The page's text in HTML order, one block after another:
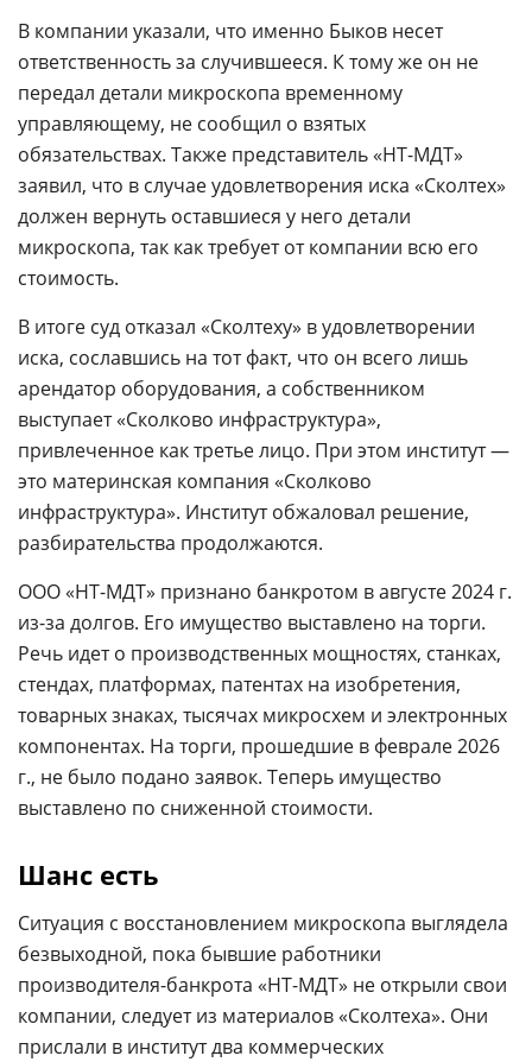
В компании указали, что именно Быков несет
ответственность за случившееся. К тому же он не
передал детали микроскопа временному
управляющему, не сообщил о взятых
обязательствах. Также представитель «НТ-МДТ»
заявил, что в случае удовлетворения иска «Сколтех»
должен вернуть оставшиеся у него детали
микроскопа, так как требует от компании всю его
стоимость.
В итоге суд отказал «Сколтеху» в удовлетворении
иска, сославшись на тот факт, что он всего лишь
арендатор оборудования, а собственником
выступает «Сколково инфраструктура»,
привлеченное как третье лицо. При этом институт —
это материнская компания «Сколково
инфраструктура». Институт обжаловал решение,
разбирательства продолжаются.
ООО «НТ-МДТ» признано банкротом в августе 2024 г.
из-за долгов. Его имущество выставлено на торги.
Речь идет о производственных мощностях, станках,
стендах, платформах, патентах на изобретения,
товарных знаках, тысячах микросхем и электронных
компонентах. На торги, прошедшие в феврале 2026
г., не было подано заявок. Теперь имущество
выставлено по сниженной стоимости.
Шанс есть
Ситуация с восстановлением микроскопа выглядела
безвыходной, пока бывшие работники
производителя-банкрота «НТ-МДТ» не открыли свои
компании, следует из материалов «Сколтеха». Они
прислали в институт два коммерческих